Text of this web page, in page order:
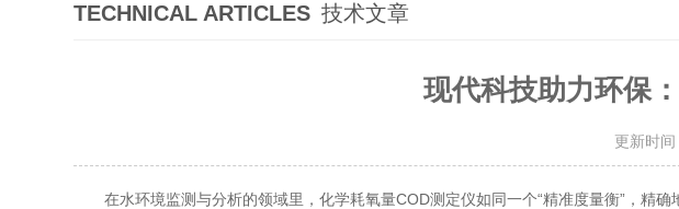
TECHNICAL ARTICLES 技术文章
现代科技助力环保
更新时间
在水环境监测与分析的领域里，化学耗氧量COD测定仪如同一个“精准度量衡”，精确